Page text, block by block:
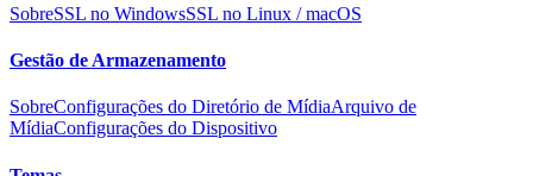
SobreSSL no WindowsSSL no Linux / macOS
Gestão de Armazenamento
SobreConfigurações do Diretório de MídiaArquivo de
MídiaConfigurações do Dispositivo